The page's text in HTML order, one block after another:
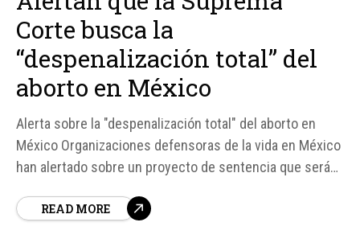
Corte busca la
“despenalización total” del
aborto en México
Alerta sobre la "despenalización total" del aborto en
México Organizaciones defensoras de la vida en México
han alertado sobre un proyecto de sentencia que será
de la Nación (SCJN), que busca avanzar hacia una
READ MORE